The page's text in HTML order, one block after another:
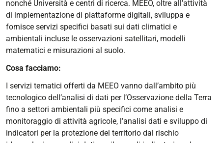
nonché Università e centri di ricerca. MEEO, oltre all’attività
di implementazione di piattaforme digitali, sviluppa e
fornisce servizi specifici basati sui dati climatici e
ambientali incluse le osservazioni satellitari, modelli
matematici e misurazioni al suolo.
Cosa facciamo:
I servizi tematici offerti da MEEO vanno dall’ambito più
tecnologico dell’analisi di dati per l’Osservazione della Terra
fino a settori ambientali più specifici come analisi e
monitoraggio di attività agricole, l’analisi dati e sviluppo di
indicatori per la protezione del territorio dal rischio